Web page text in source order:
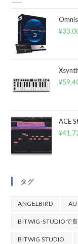
¥
Xsynth
¥
ACE
¥
タグ
ANGELBIRD AU
BITWIG-STUDIOで
BITWIG STUDIO